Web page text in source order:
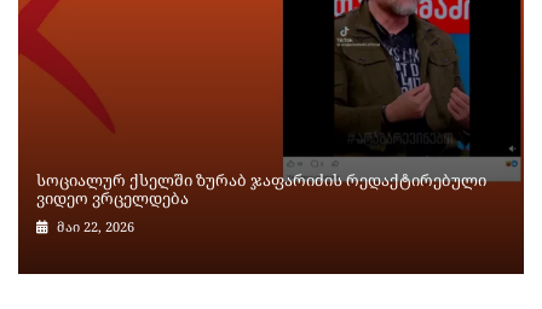
სოციალურ ქსელში ზურაბ ჯაფარიძის რედაქტირებული
ვიდეო ვრცელდება
მაი 22, 2026